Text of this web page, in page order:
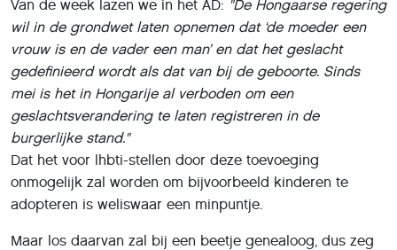
Van de week lazen we in het AD: "De Hongaarse regering
wil in de grondwet laten opnemen dat ‘de moeder een
vrouw is en de vader een man’ en dat het geslacht
gedefinieerd wordt als dat van bij de geboorte. Sinds
mei is het in Hongarije al verboden om een
geslachtsverandering te laten registreren in de
burgerlijke stand."
Dat het voor lhbti-stellen door deze toevoeging
onmogelijk zal worden om bijvoorbeeld kinderen te
adopteren is weliswaar een minpuntje.
Maar los daarvan zal bij een beetje genealoog, dus zeg